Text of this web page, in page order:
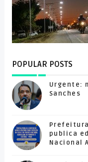
POPULAR POSTS
Urgente:
Sanches
publica
Nacional